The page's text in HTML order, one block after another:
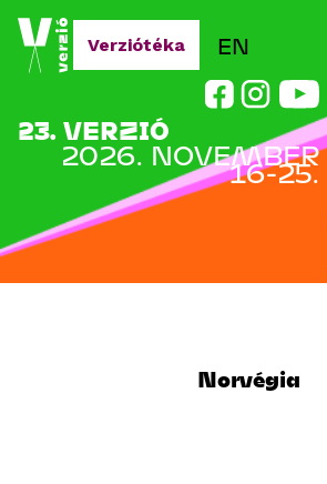
Jump to navigation
EN
23. VERZIÓ
2026. NOVEMBER
16-25.
Verziótéka
Norvégia